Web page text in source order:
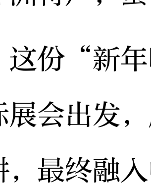
“新年
展会出发
，最终融